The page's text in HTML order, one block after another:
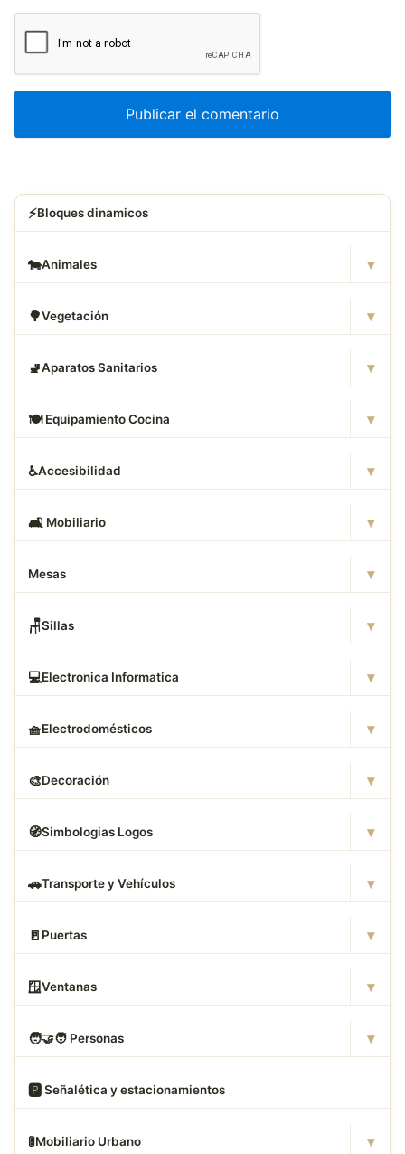
⚡Bloques dinamicos
🐄Animales ▾
🌳Vegetación ▾
🚽Aparatos Sanitarios ▾
🍽️ Equipamiento Cocina ▾
♿Accesibilidad ▾
🛋 ️ Mobiliario ▾
Mesas ▾
🪑Sillas ▾
💻Electronica Informatica ▾
🧺Electrodomésticos ▾
🎨Decoración ▾
🧭Simbologias Logos ▾
🚗Transporte y Vehículos ▾
🚪 Puertas ▾
🪟Ventanas ▾
🧑‍🤝‍🧑 Personas ▾
🅿️ Señalética y estacionamientos
🚦Mobiliario Urbano ▾